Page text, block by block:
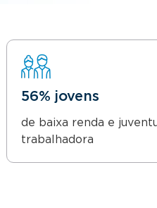
56% jovens
de baixa renda e
trabalhadora